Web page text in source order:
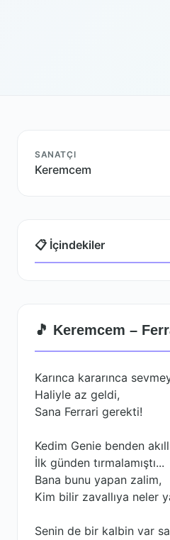
SANATÇI
Keremcem
📋 İçindekiler
🎵 Keremcem –
Karınca kararınca
Haliyle az geldi,
Sana Ferrari gerekti!
Kedim Genie benden
İlk günden tırmalamıştı...
Bana bunu yapan zalim,
Kim bilir zavallıya neler
Senin de bir kalbin var